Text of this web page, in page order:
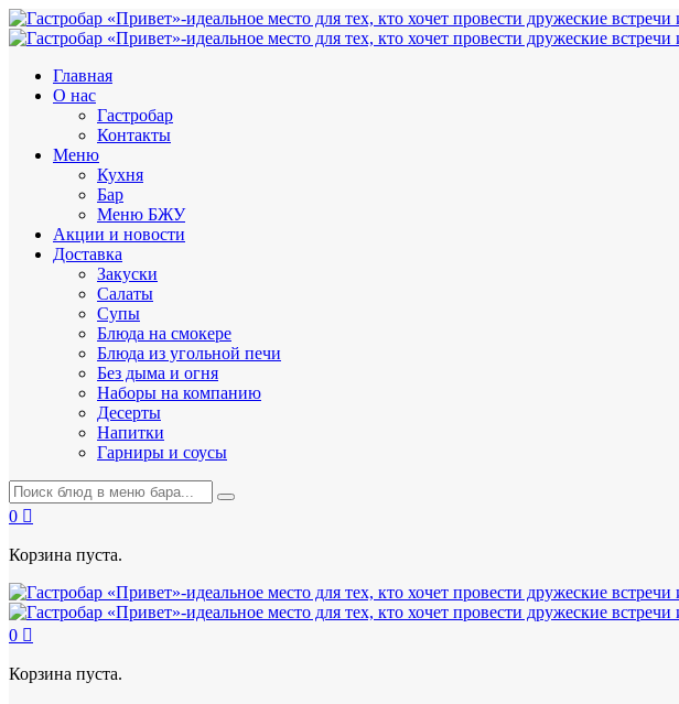
Главная
О нас
Гастробар
Контакты
Меню
Кухня
Бар
Меню БЖУ
Акции и новости
Доставка
Закуски
Салаты
Супы
Блюда на смокере
Блюда из угольной печи
Без дыма и огня
Наборы на компанию
Десерты
Напитки
Гарниры и соусы
0
Корзина пуста.
0
Корзина пуста.